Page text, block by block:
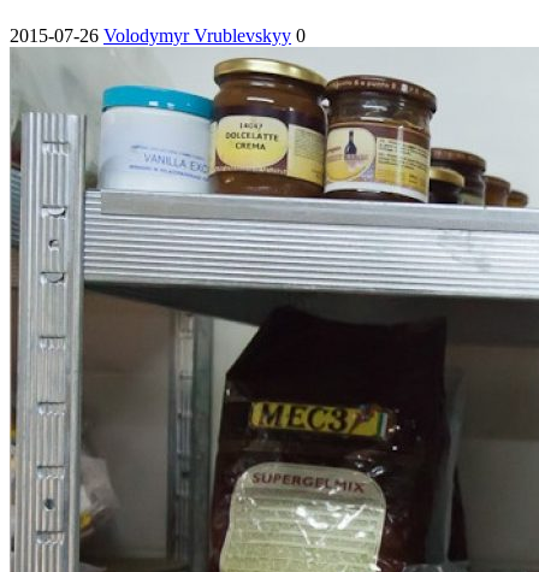
2015-07-26 Volodymyr Vrublevskyy 0